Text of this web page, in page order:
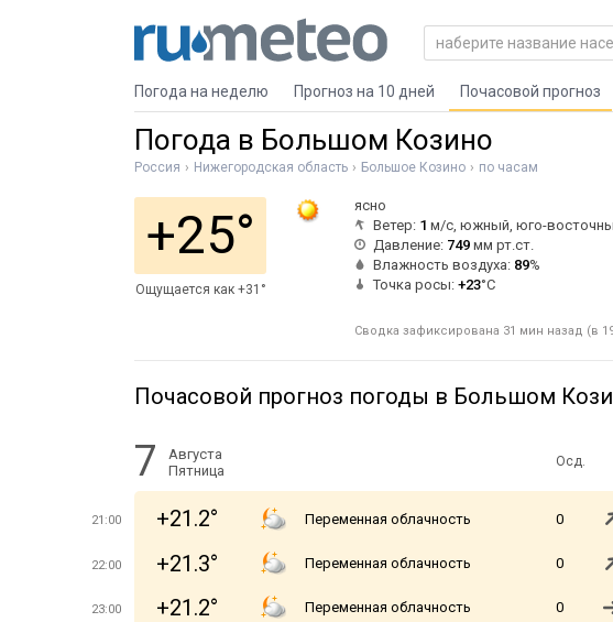
Погода на неделю Прогноз на 10 дней Почасовой прогноз
Погода в Большом Козино
Россия Нижегородская область Большое Козино по часам
+25°
Ощущается как +31°
ясно
Ветер: 1 м/с, южный, юго-
Давление: 749 мм рт.ст.
Влажность воздуха: 89%
Точка росы: +23°C
Сводка зафиксирована 31 мин назад (в
Почасовой прогноз погоды в Большом
7
Августа
Пятница
Осд.
21:00 +21.2° Переменная облачность 0
22:00 +21.3° Переменная облачность 0
23:00 +21.2° Переменная облачность 0